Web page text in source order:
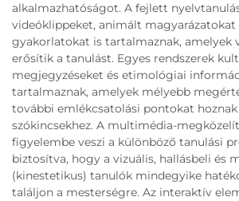
alkalmazhatóságot. A fejlett
videóklippeket, animált
gyakorlatokat is tartalmaznak, amelyek
erősítik a tanulást. Egyes rendszerek
megjegyzéseket és etimológiai
tartalmaznak, amelyek mélyebb
további emlékcsatolási pontokat
szókincsekhez. A multimédia-
figyelembe veszi a különböző tanulási
biztosítva, hogy a vizuális, hallásbeli és
(kinestetikus) tanulók mindegyike
találjon a mesterségre. Az interaktív